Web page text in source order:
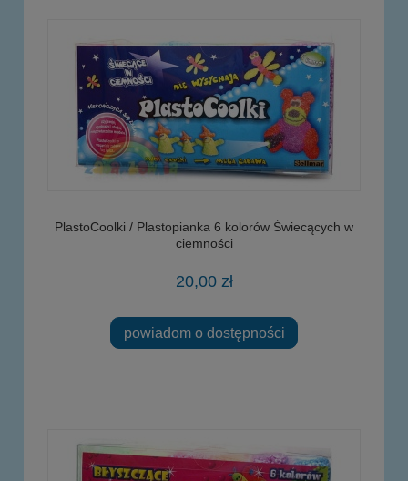
PlastoCoolki / Plastopianka 6 kolorów Świecących w
ciemności
20,00 zł
powiadom o dostępności